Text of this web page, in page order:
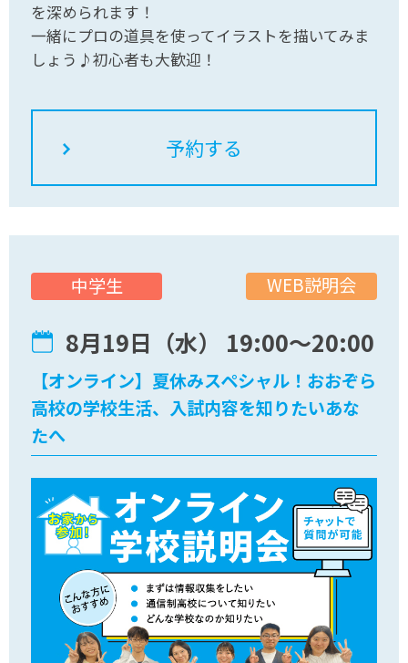
を深められます！
一緒にプロの道具を使ってイラストを描いてみま
しょう♪初心者も大歓迎！
WEB説明会
8月19日（水） 19:00〜20:00
中学生
【オンライン】夏休みスペシャル！おおぞら
高校の学校生活、入試内容を知りたいあな
たへ